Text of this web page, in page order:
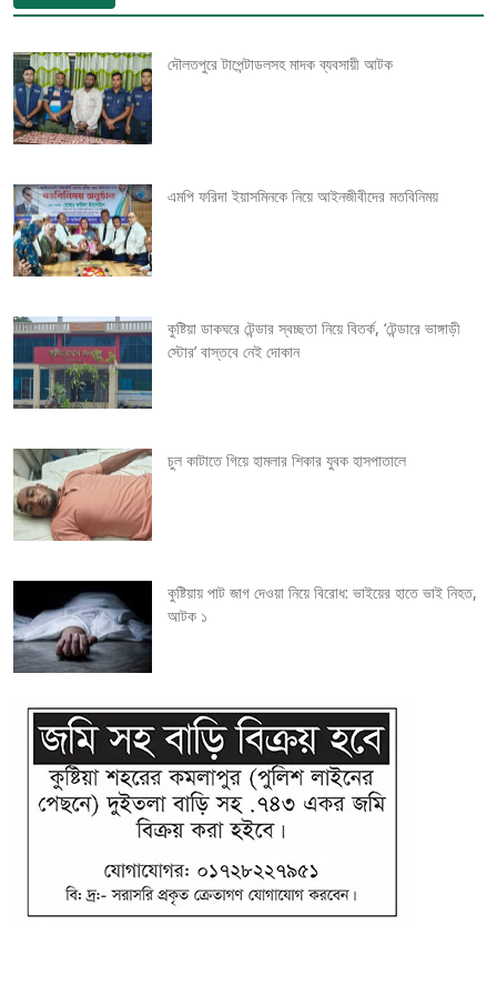
t
n
a
v
i
a
t
i
o
n
দৌলতপুরে টাপেন্টাডলসহ মাদক ব্যবসায়ী আটক
এমপি ফরিদা ইয়াসমিনকে নিয়ে আইনজীবীদের মতবিনিময়
কুষ্টিয়া ডাকঘরে টেন্ডার স্বচ্ছতা নিয়ে বিতর্ক, ‘টেন্ডারে ভাঙ্গাড়ী
স্টোর’ বাস্তবে নেই দোকান
চুল কাটাতে গিয়ে হামলার শিকার যুবক হাসপাতালে
কুষ্টিয়ায় পাট জাগ দেওয়া নিয়ে বিরোধ: ভাইয়ের হাতে ভাই নিহত,
আটক ১